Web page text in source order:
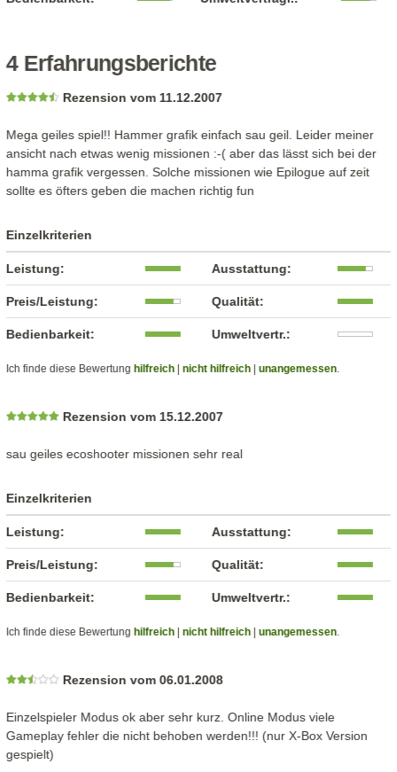
4 Erfahrungsberichte
Rezension vom 11.12.2007
Mega geiles spiel!! Hammer grafik einfach sau geil. Leider meiner
ansicht nach etwas wenig missionen :-( aber das lässt sich bei der
hamma grafik vergessen. Solche missionen wie Epilogue auf zeit
sollte es öfters geben die machen richtig fun
Einzelkriterien
Leistung: Ausstattung:
Preis/Leistung: Qualität:
Bedienbarkeit: Umweltvertr.:
Ich finde diese Bewertung hilfreich |nicht hilfreich |unangemessen.
Rezension vom 15.12.2007
sau geiles ecoshooter missionen sehr real
Einzelkriterien
Leistung: Ausstattung:
Preis/Leistung: Qualität:
Bedienbarkeit: Umweltvertr.:
Ich finde diese Bewertung hilfreich |nicht hilfreich |unangemessen.
Rezension vom 06.01.2008
Einzelspieler Modus ok aber sehr kurz. Online Modus viele
Gameplay fehler die nicht behoben werden!!! (nur X-Box Version
gespielt)